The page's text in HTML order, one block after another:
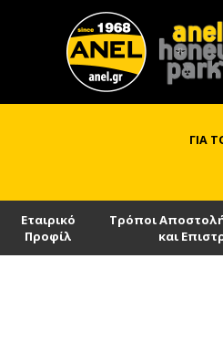
ΓΙΑ
Εταιρικό
Προφίλ
Τρόποι
και